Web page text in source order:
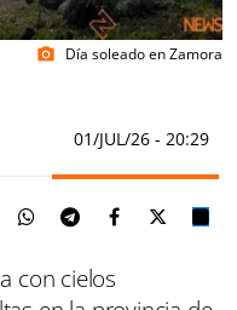
photo_camera Día soleado en Zamora
01/JUL/26 - 20:29
con cielos